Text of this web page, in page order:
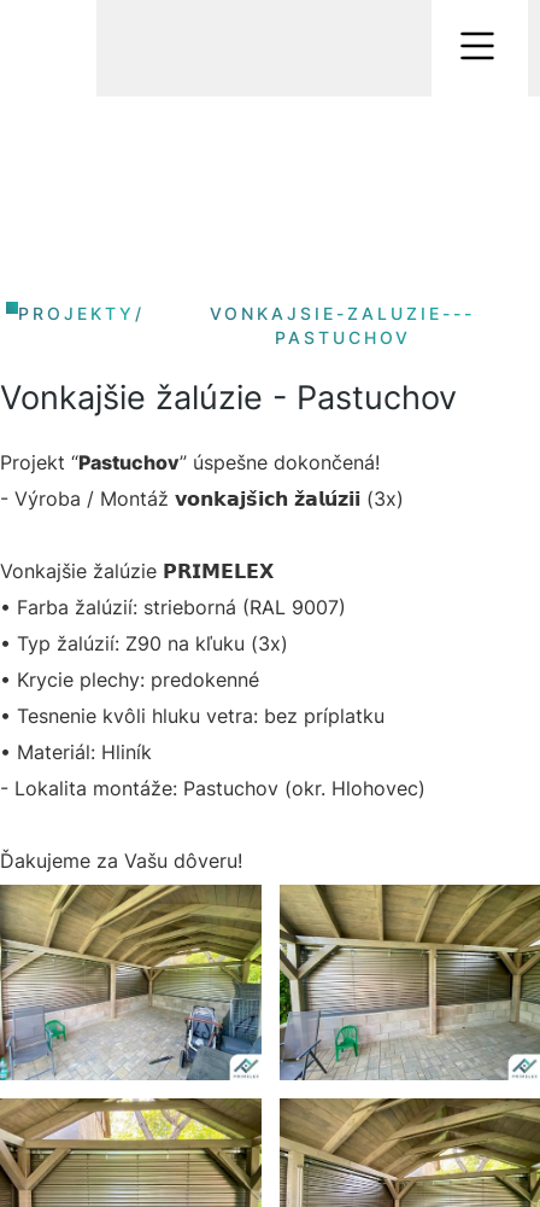
PROJEKTY /
VONKAJSIE-ZALUZIE---
PASTUCHOV
Vonkajšie žalúzie - Pastuchov
Projekt “Pastuchov” úspešne dokončená!
- Výroba / Montáž 𝘃𝗼𝗻𝗸𝗮𝗷𝘀̌𝗶𝗰𝗵 𝘇̌𝗮𝗹𝘂́𝘇𝗶𝗶 (3x)
Vonkajšie žalúzie 𝗣𝗥𝗜𝗠𝗘𝗟𝗘𝗫
• Farba žalúzií: strieborná (RAL 9007)
• Typ žalúzií: Z90 na kľuku (3x)
• Krycie plechy: predokenné
• Tesnenie kvôli hluku vetra: bez príplatku
• Materiál: Hliník
- Lokalita montáže: Pastuchov (okr. Hlohovec)
Ďakujeme za Vašu dôveru!